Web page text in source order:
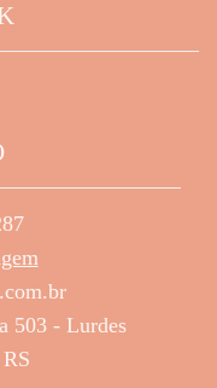
503 - Lurdes